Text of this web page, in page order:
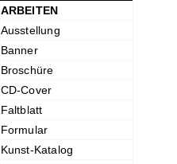
ARBEITEN
Ausstellung
Banner
Broschüre
CD-Cover
Faltblatt
Formular
Kunst-Katalog